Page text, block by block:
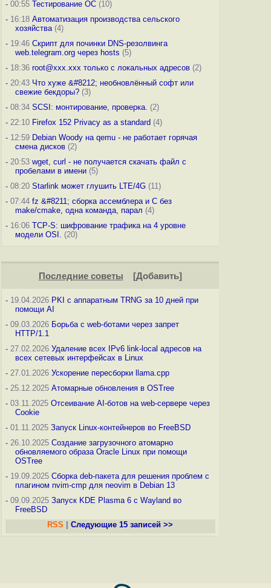
- 00:55 Тестирование ОС (10)
- 16:18 Автоматизация производства сельского
хозяйства(4)
- 19:46 Скрипт для починки DNS-резолвинга
web.telegram.org через hosts (5)
- 18:36 root@xxx.xxx только с локальных адресов (2)
- 20:43 Что хуже &#8212; необновлённый софт или
свежие бекдоры? (3)
- 08:34 SCSI: монтирование, проверка. (2)
- 22:10 Firefox 152 Privacy as a standard (4)
- 12:59 Debian Woody на qemu - не работает горячая
смена дисков (2)
- 20:53 wget, curl - не получается скачать файл с
пробелами в имени (5)
- 08:20 Starlink может глушить LTE/4G (11)
- 07:44 fz &#8211; сборка ассемблера и C без
make/cmake, одна команда, парал (4)
- 16:06 TCP-S: шифрование трафика на 4 уровне
модели OSI. (20)
Последние советы [Добавить]
- 19.04.2026 PKI с аппаратным TRNG за 10 дней при
помощи AI
- 09.03.2026 Борьба с web-ботами через запрет
HTTP/1.1
- 27.02.2026 Удаление всех IPv6 link-local адресов на
всех сетевых интерфейсах в Linux
- 27.01.2026 Ускорение пересборки llama.cpp
- 25.12.2025 Атомарные обновления в OSTree
- 03.11.2025 Отсеивание AI-ботов на web-сервере через
Cookie
- 01.11.2025 Запуск Linux-контейнеров во FreeBSD
- 26.10.2025 Создание загрузочного атомарно
обновляемого образа Oracle Linux при помощи
OSTree
- 19.09.2025 Сборка deb-пакета для решения проблем с
плагином nvim-cmp для neovim в Debian 13
- 09.09.2025 Запуск KDE Plasma 6 с Wayland во
FreeBSD
RSS
Следующие 15 записей >>